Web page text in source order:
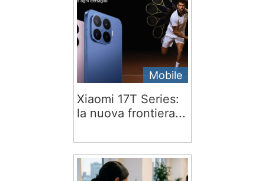
Mobile
Xiaomi 17T Series:
la nuova frontiera...